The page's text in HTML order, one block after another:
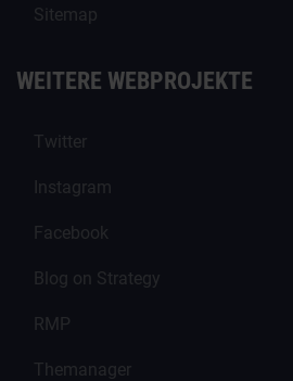
Sitemap
WEITERE WEBPROJEKTE
Twitter
Instagram
Facebook
Blog on Strategy
RMP
Themanager